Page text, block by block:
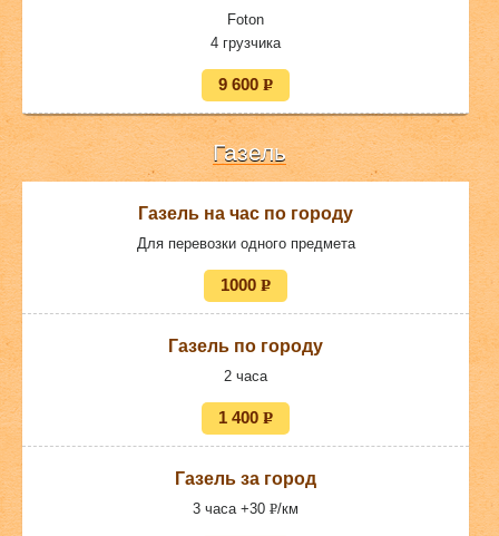
Foton
4 грузчика
9 600P
УБ.
Газель
Газель на час по городу
Для перевозки одного предмета
1000P
УБ.
Газель по городу
2 часа
1 400P
УБ.
Газель за город
3 часа +30P/км